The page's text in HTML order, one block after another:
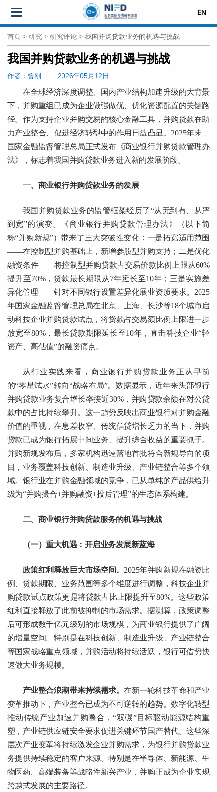
EN
首页 > 研究 > 研究评论 > 我国并购贷款业务的机遇与挑战
我国并购贷款业务的机遇与挑战
作者 ：曾刚 2026年05月12日
在全球经济深度调整、国内产业结构加速升级的大背景
下，并购重组已成为企业做强做优、优化资源配置的关键路
径。作为支持企业并购交易的核心金融工具，并购贷款在助
力产业整合、促进经济转型中的作用日益凸显。2025年末，
国家金融监督管理总局正式发布《商业银行并购贷款管理办
法》，标志着我国并购贷款业务进入新的发展阶段。
一、商业银行并购贷款业务的发展
我国并购贷款业务的监管框架经历了“从无到有、从严
到宽”的演变。《商业银行并购贷款管理办法》（以下简
称“并购新规”）带来了三大突破性变化：一是拓宽适用范围
——在控制型并购基础上，新增参股型并购支持；二是优化
融资条件——将控制型并购贷款占交易价款比例上限从60%
提升至70%，贷款最长期限从7年延长至10年；三是实施差
异化管理——针对不同银行设置差异化展业资质要求。2025
年国家金融监督管理总局在北京、上海、长沙等18个城市启
动科技企业并购贷款试点，将贷款占交易额比例上限进一步
放宽至80%，最长贷款期限延长至10年，直击科技企业“轻
资产、高估值”的融资痛点。
从行业实践来看，商业银行并购贷款业务正从早前
的“零星试水”转向“战略布局”。数据显示，近年来头部银行
并购贷款业务复合增长率接近30%，并购贷款余额在对公贷
款中的占比持续攀升。这一趋势反映出商业银行对并购金融
价值的重视，在息差收窄、传统信贷增长乏力的当下，并购
贷款已成为银行拓展中间业务、提升综合收益的重要抓手。
并购新规发布后，多家机构迅速落地首批符合新规导向的项
目，业务覆盖科技创新、制造业升级、产业链整合等多个领
域。银行业在并购金融领域的竞争，已从单纯的产品供给升
级为“并购撮合+并购融资+投后管理”的生态体系构建。
二、商业银行并购贷款服务的机遇与挑战
（一）重大机遇：开启业务发展新蓝海
政策红利释放巨大市场空间。 2025年并购新规在融资比
例、贷款期限、业务范围等多个维度进行调整，科技企业并
购贷款试点政策更是将贷款占比上限提升至80%。这些政策
红利直接释放了此前被抑制的市场需求。据测算，政策调整
后可形成数千亿元级别的市场规模，为商业银行提供了广阔
的增量空间。特别是在科技创新、制造业升级、产业链整合
等国家战略重点领域，并购活动将持续活跃，银行可借势快
速做大业务规模。
产业整合浪潮带来持续需求。在新一轮科技革命和产业
变革推动下，产业整合已成为不可逆转的趋势。数字化转型
推动传统产业加速并购整合，“双碳”目标驱动能源结构重
塑，产业链供应链安全要求促进关键环节国产替代。这些深
层次产业变革将持续激发企业并购需求，为银行并购贷款业
务提供持续稳定的客户来源。特别是在半导体、新能源、生
物医药、高端装备等战略性新兴产业，并购正成为企业实现
跨越式发展的主要路径。